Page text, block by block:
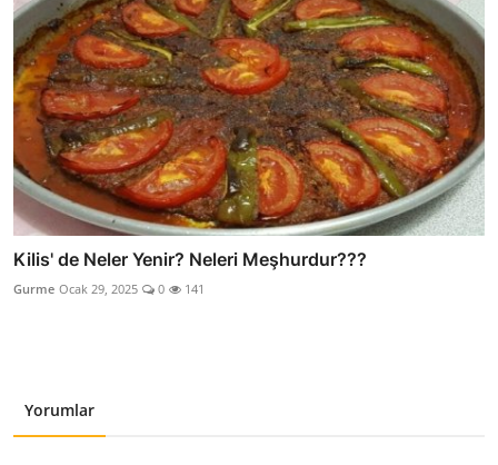
Kilis' de Neler Yenir? Neleri Meşhurdur???
Gurme Ocak 29, 2025 0 141
Yorumlar